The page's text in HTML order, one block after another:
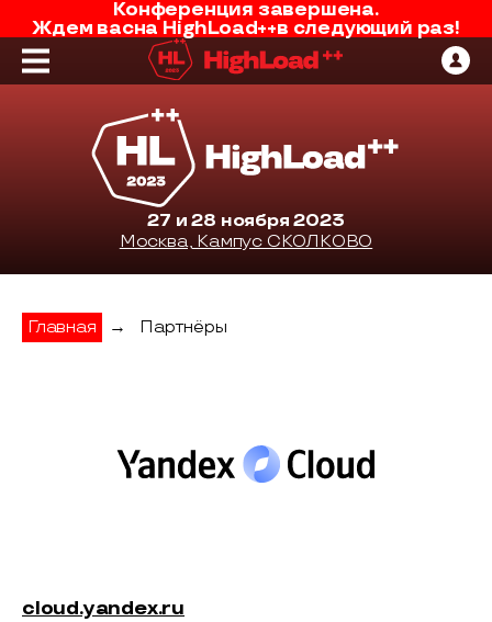
Конференция завершена.
Ждем васна HighLoad++в следующий раз!
27 и 28 ноября 2023
Москва, Кампус СКОЛКОВО
Главная → Партнёры
cloud.yandex.ru